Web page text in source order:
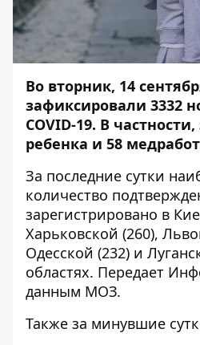
Во вторник, 14
зафиксировали 3332
COVID-19. В
ребенка и 58
За последние сутки
количество
зарегистрировано в
Харьковской (260),
Одесской (232) и
областях. Передает
данным МОЗ.
Также за минувшие